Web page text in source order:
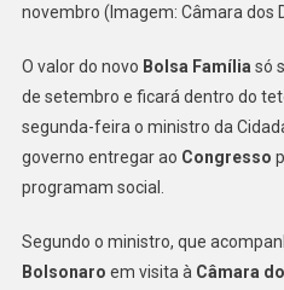
novembro (Imagem: Câmara dos
O valor do novo Bolsa Família só
de setembro e ficará dentro do
segunda-feira o ministro da
governo entregar ao Congresso
programam social.
Segundo o ministro, que
Bolsonaro em visita à Câmara